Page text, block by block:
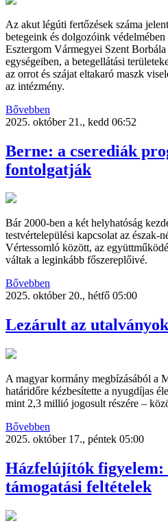
Az akut légúti fertőzések száma
betegeink és dolgozóink
Esztergom Vármegyei Szent
egységeiben, a betegellátási
az orrot és szájat eltakaró maszk
az intézmény.
Bővebben
2025. október 21., kedd 06:52
Berne: a cserediák
fontolgatják
Bár 2000-ben a két helyhatóság
testvértelepülési kapcsolat az észak-
Vértessomló között, az
váltak a leginkább főszereplőivé.
Bővebben
2025. október 20., hétfő 05:00
Lezárult az utalványok
A magyar kormány megbízásából a
határidőre kézbesítette a nyugdíjas
mint 2,3 millió jogosult részére –
Bővebben
2025. október 17., péntek 05:00
Házfelújítók figyelem:
támogatási feltételek